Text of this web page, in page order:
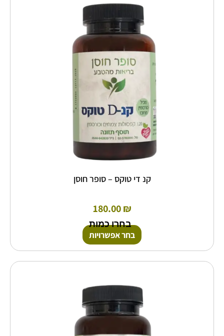
קנ די טוקס – סופר חוסן
180.00₪
בחרו כמות
בחר אפשרויות
יש
מספר
סוגים.
ניתן
לבחור
את
האפשרויות
בעמוד
המוצר
יש
מספר
סוגים.
לבחור